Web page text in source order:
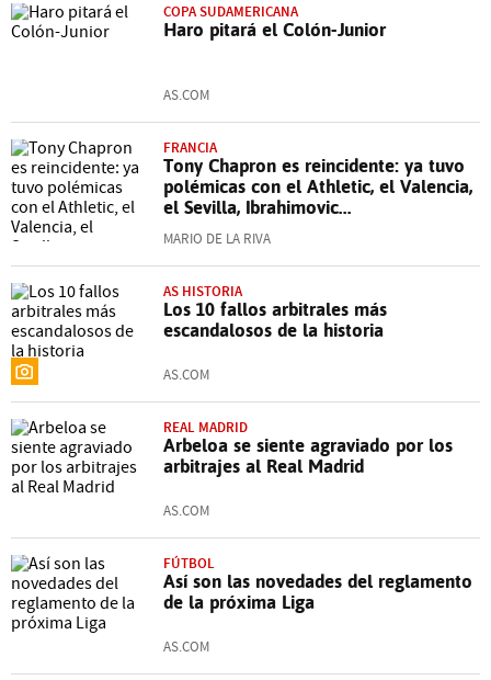
COPA SUDAMERICANA
Haro pitará el Colón-Junior
AS.COM
FRANCIA
Tony Chapron es reincidente: ya tuvo
polémicas con el Athletic, el Valencia,
el Sevilla, Ibrahimovic...
MARIO DE LA RIVA
AS HISTORIA
Los 10 fallos arbitrales más
escandalosos de la historia
AS.COM
REAL MADRID
Arbeloa se siente agraviado por los
arbitrajes al Real Madrid
AS.COM
FÚTBOL
Así son las novedades del reglamento
de la próxima Liga
AS.COM